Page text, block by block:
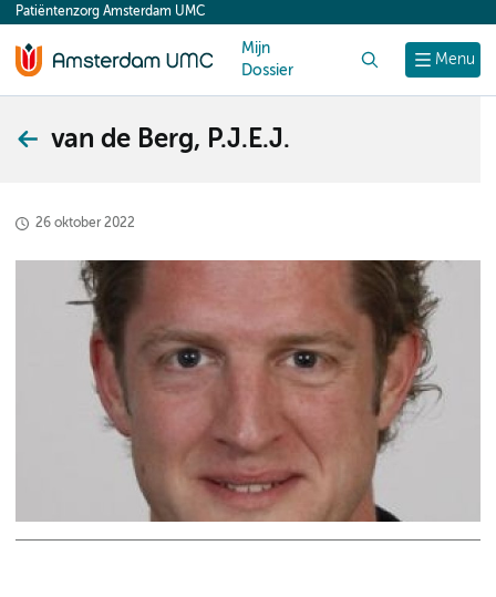
content
Menu
Patiëntenzorg Amsterdam UMC
Mijn
Dossier
van de Berg, P.J.E.J.
26 oktober 2022